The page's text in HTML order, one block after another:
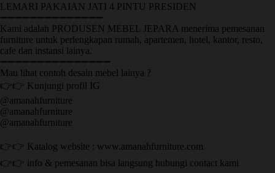
LEMARI PAKAIAN JATI 4 PINTU PRESIDEN
➖➖➖➖➖➖➖➖➖➖➖➖➖➖
Kami adalah PRODUSEN MEBEL JEPARA menerima pemesanan
furniture untuk perlengkapan rumah, apartemen, hotel, kantor, resto,
cafe dan instansi lainya.
➖➖➖➖➖➖➖➖➖➖➖➖➖➖➖
Mau lihat contoh desain mebel lainya ?
👉👉 Kunjungi profil IG
@amanahfurniture
@amanahfurniture
@amanahfurniture
👉👉 Katalog website : www.amanahfurniture.com
👉👉 info & pemesanan bisa langsung hubungi contact kami